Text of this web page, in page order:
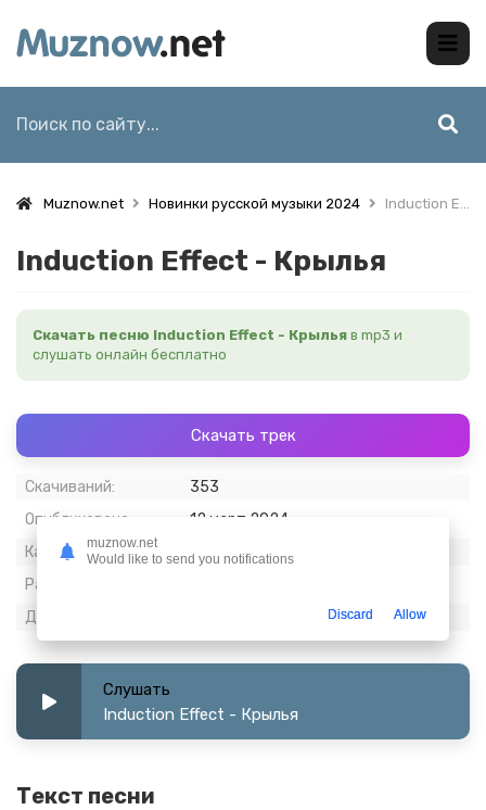
Muznow.net Новинки русской музыки 2024 Induction Effect - Крылья
Induction Effect - Крылья
Скачать песню Induction Effect - Крылья в mp3 и
слушать онлайн бесплатно
Скачать трек
Скачиваний:
353
Опубликовано:
12 март 2024
Качество:
320 kbps, Stereo
Размер:
Длительность:
Слушать
Induction Effect - Крылья
Текст песни
muznow.net
Would like to send you notifications
Discard Allow